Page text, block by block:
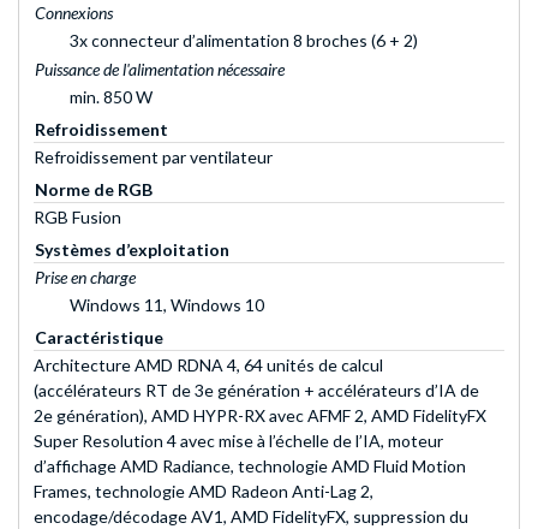
Connexions
3x connecteur d’alimentation 8 broches (6 + 2)
Puissance de l'alimentation nécessaire
min. 850 W
Refroidissement
Refroidissement par ventilateur
Norme de RGB
RGB Fusion
Systèmes d’exploitation
Prise en charge
Windows 11, Windows 10
Caractéristique
Architecture AMD RDNA 4, 64 unités de calcul
(accélérateurs RT de 3e génération + accélérateurs d’IA de
2e génération), AMD HYPR-RX avec AFMF 2, AMD FidelityFX
Super Resolution 4 avec mise à l’échelle de l’IA, moteur
d’affichage AMD Radiance, technologie AMD Fluid Motion
Frames, technologie AMD Radeon Anti-Lag 2,
encodage/décodage AV1, AMD FidelityFX, suppression du